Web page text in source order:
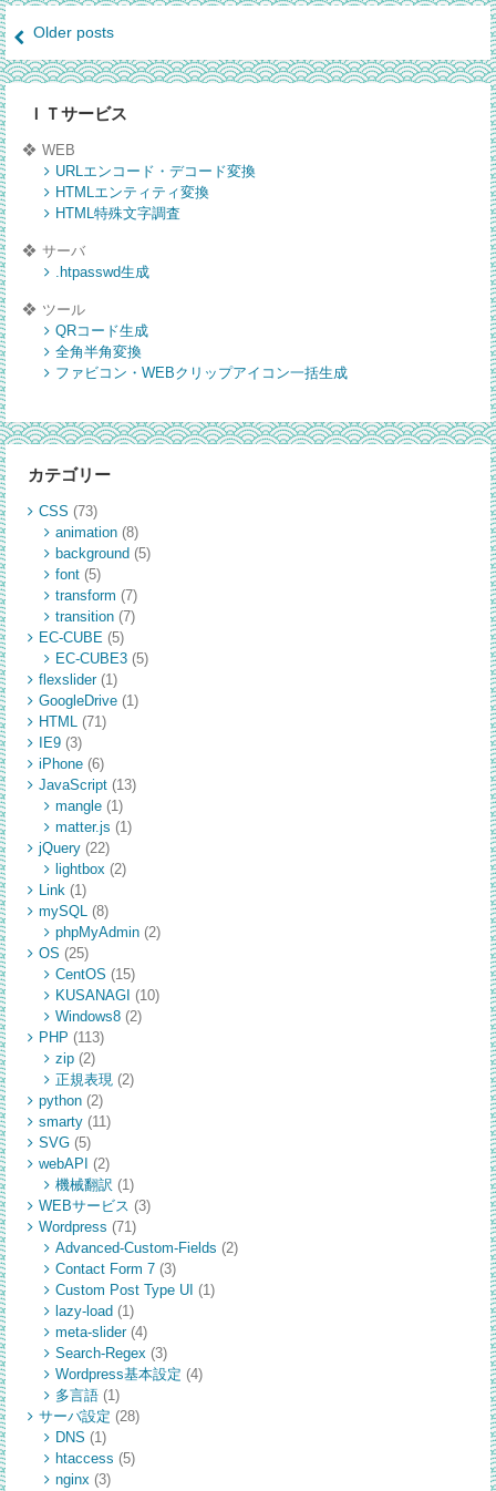
【JS
ラ
ッ
ジ
class
could
Posts
navigation
Older posts
ＩＴサービス
WEB
URLエンコード・デコード変換
HTMLエンティティ変換
HTML特殊文字調査
サーバ
.htpasswd生成
ツール
QRコード生成
全角半角変換
ファビコン・WEBクリップアイコン一括生成
カテゴリー
CSS (73)
animation(8)
background (5)
font(5)
transform (7)
transition(7)
EC-CUBE(5)
EC-CUBE3(5)
flexslider(1)
GoogleDrive(1)
HTML(71)
IE9(3)
iPhone(6)
JavaScript(13)
mangle(1)
matter.js (1)
jQuery(22)
lightbox (2)
Link(1)
mySQL(8)
phpMyAdmin(2)
OS (25)
CentOS (15)
KUSANAGI (10)
Windows8(2)
PHP (113)
zip(2)
正規表現(2)
python(2)
smarty(11)
SVG(5)
webAPI
(2)
機械翻訳 (1)
WEBサービス (3)
Wordpress (71)
Advanced-Custom-Fields (2)
Contact Form 7(3)
Custom Post Type UI (1)
lazy-load (1)
meta-slider(4)
Search-Regex (3)
Wordpress基本設定 (4)
多言語(1)
サーバ設定 (28)
DNS (1)
htaccess (5)
nginx (3)